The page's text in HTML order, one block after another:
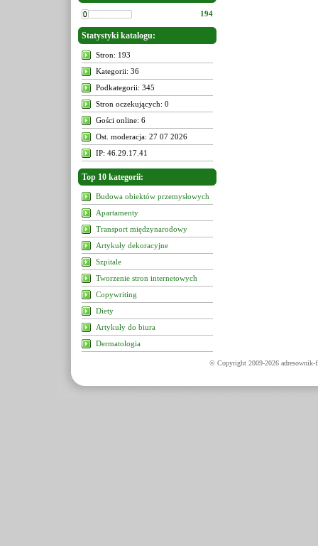
194
Statystyki katalogu:
Stron: 193
Kategorii: 36
Podkategorii: 345
Stron oczekujących: 0
Gości online: 6
Ost. moderacja: 27 07 2026
IP: 46.29.17.41
Top 10 kategorii:
Budowa obiektów przemysłowych
Apartamenty
Transport międzynarodowy
Artykuły dekoracyjne
Szpitale
Tworzenie stron internetowych
Copywriting
Diety
Artykuły do biura
Dermatologia
© Copyright 2009-2026